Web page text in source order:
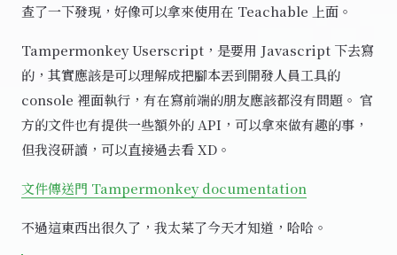
查了一下發現，好像可以拿來使用在 Teachable 上面。
Tampermonkey Userscript，是要用 Javascript 下去寫
的，其實應該是可以理解成把腳本丟到開發人員工具的
console 裡面執行，有在寫前端的朋友應該都沒有問題。 官
方的文件也有提供一些額外的 API，可以拿來做有趣的事，
但我沒研讀，可以直接過去看 XD。
文件傳送門 Tampermonkey documentation
不過這東西出很久了，我太菜了今天才知道，哈哈。